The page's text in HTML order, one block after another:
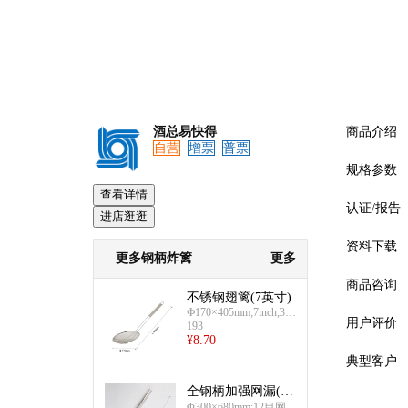
酒总易快得
自营
增票 普票
查看详情
进店逛逛
更多钢柄炸篱 更多
不锈钢翅篱(7英寸)
Ф170×405mm;7inch;38
目;孔径约0.45mm
193
¥8.70
全钢柄加强网漏(30
商品介绍
规格参数
认证/报告
资料下载
商品咨询
用户评价
典型客户